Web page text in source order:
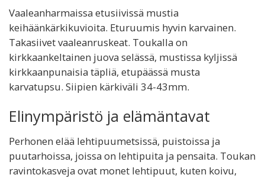
Vaaleanharmaissa etusiivissä mustia
keihäänkärkikuvioita. Eturuumis hyvin karvainen.
Takasiivet vaaleanruskeat. Toukalla on
kirkkaankeltainen juova selässä, mustissa kyljissä
kirkkaanpunaisia täpliä, etupäässä musta
karvatupsu. Siipien kärkiväli 34-43mm.
Elinympäristö ja elämäntavat
Perhonen elää lehtipuumetsissä, puistoissa ja
puutarhoissa, joissa on lehtipuita ja pensaita. Toukan
ravintokasveja ovat monet lehtipuut, kuten koivu,